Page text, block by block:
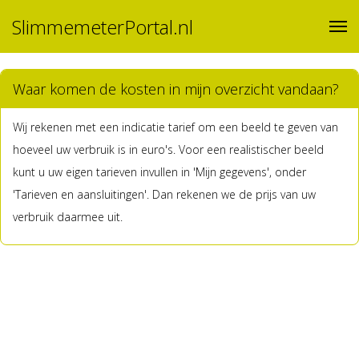
SlimmemeterPortal.nl
Waar komen de kosten in mijn overzicht vandaan?
Wij rekenen met een indicatie tarief om een beeld te geven van
hoeveel uw verbruik is in euro's. Voor een realistischer beeld
kunt u uw eigen tarieven invullen in 'Mijn gegevens', onder
'Tarieven en aansluitingen'. Dan rekenen we de prijs van uw
verbruik daarmee uit.